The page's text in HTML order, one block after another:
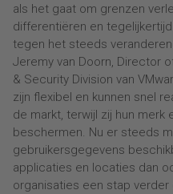
als het gaat om grenzen
differentiëren en
tegen het steeds
Jeremy van Doorn, Director
& Security Division van
zijn flexibel en kunnen snel
de markt, terwijl zij hun
beschermen. Nu er steeds
gebruikersgegevens
applicaties en locaties dan
organisaties een stap